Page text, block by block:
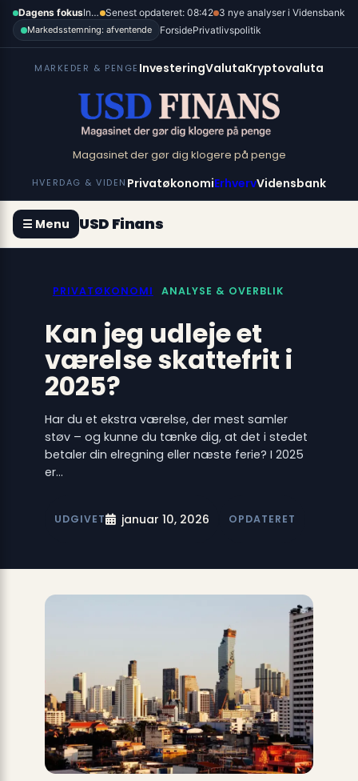
Spring
indhold
Dagens fokus Inflation, renter og dollar Senest opdateret: 08:42 3 nye analyser i Vidensbank
Markedsstemning: afventende ForsidePrivatlivspolitik
MARKEDER & PENGE InvesteringValutaKryptovaluta
Magasinet der gør dig klogere på penge
HVERDAG & VIDEN PrivatøkonomiErhvervVidensbank
☰ Menu USD Finans
PRIVATØKONOMI ANALYSE & OVERBLIK
Kan jeg udleje et
værelse skattefrit i
2025?
Har du et ekstra værelse, der mest samler
støv – og kunne du tænke dig, at det i stedet
betaler din elregning eller næste ferie? I 2025
er…
UDGIVET januar 10, 2026 OPDATERET